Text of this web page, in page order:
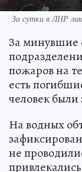
За сутки в ЛНР
За минувшие
пожаров на
есть
человек
На водных
не